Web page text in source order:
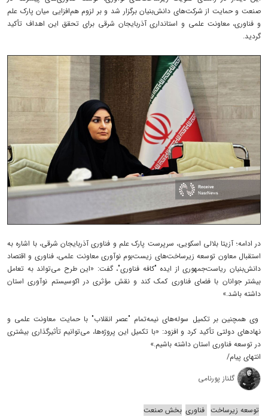
صنعت و حمایت از شرکت‌های دانش‌بنیان برگزار شد و بر لزوم هم‌افزایی میان پارک علم
و فناوری، معاونت علمی و استانداری آذربایجان شرقی برای تحقق این اهداف تأکید
گردید.
در ادامه؛ آزیتا بلالی اسکویی، سرپرست پارک علم و فناوری آذربایجان شرقی، با اشاره به
استقبال معاون توسعه زیرساخت‌های زیست‌بوم نوآوری معاونت علمی، فناوری و اقتصاد
دانش‌بنیان ریاست‌جمهوری از ایده "کافه فناوری"، گفت: «این طرح می‌تواند به تعامل
بیشتر جوانان با فضای فناوری کمک کند و نقش مؤثری در اکوسیستم نوآوری استان
داشته باشد.»
وی همچنین بر تکمیل سوله‌های نیمه‌تمام "عصر انقلاب" با حمایت معاونت علمی و
نهادهای دولتی تأکید کرد و افزود: «با تکمیل این پروژه‌ها، می‌توانیم تأثیرگذاری بیشتری
در توسعه فناوری استان داشته باشیم.»
انتهای پیام/
گلناز پورنامی
توسعه زیرساخت فناوری‌ بخش صنعت